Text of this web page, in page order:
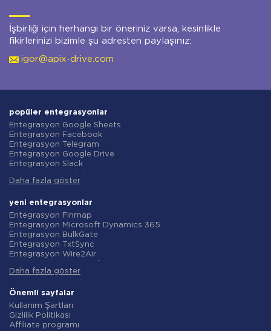
İşbirliği için herhangi bir öneriniz varsa, kesinlikle
fikirlerinizi bizimle şu adresten paylaşınız:
igor@apix-drive.com
popüler entegrasyonlar
Entegrasyon Google Sheets
Entegrasyon Facebook
Entegrasyon Telegram
Entegrasyon Google Drive
Entegrasyon Slack
Entegrasyon Gmail
Entegrasyon ClickUp
Entegrasyon Airtable
Entegrasyon Google Contacts
Entegrasyon OpenAI (ChatGPT)
Entegrasyon Instagram
Entegrasyon ActiveCampaign
Entegrasyon Typeform
Entegrasyon Salesforce CRM
Entegrasyon Notion
Entegrasyon AWeber
Entegrasyon Asana
Entegrasyon ZOHO CRM
Daha fazla göster
yeni entegrasyonlar
Entegrasyon Finmap
Entegrasyon Microsoft Dynamics 365
Entegrasyon BulkGate
Entegrasyon TxtSync
Entegrasyon Wire2Air
Entegrasyon Infobip
Entegrasyon AtomPark
Entegrasyon TXTImpact
Entegrasyon Campaign Monitor
Entegrasyon CM.com
Daha fazla göster
Önemli sayfalar
Kullanım Şartları
Gizlilik Politikası
Affiliate programı